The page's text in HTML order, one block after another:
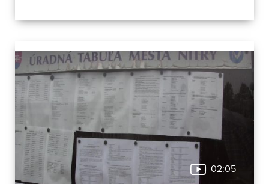
02:05